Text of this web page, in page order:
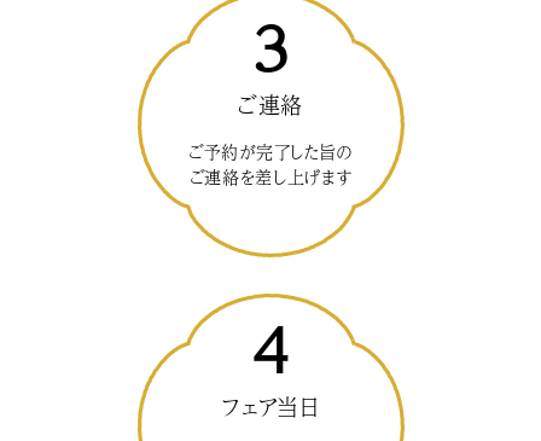
3
ご連絡
ご予約が完了した旨の
ご連絡を差し上げます
4
フェア当日